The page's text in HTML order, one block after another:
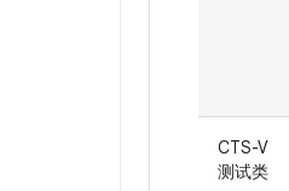
CTS-V
测试类